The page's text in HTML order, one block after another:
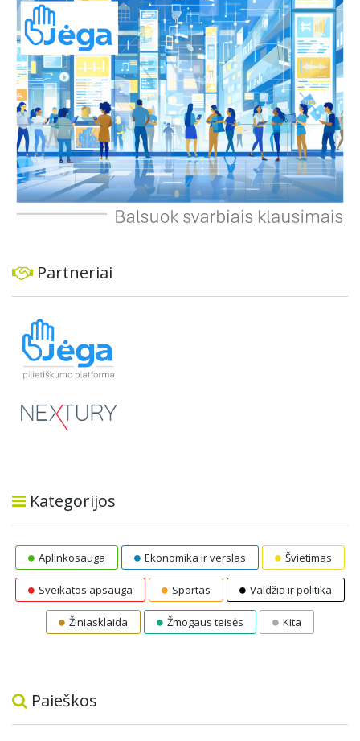
priimtus sprendimus ir planuojamus veiksmus.
Partneriai
Kategorijos
Aplinkosauga Ekonomika ir verslas Švietimas
Sveikatos apsauga Sportas Valdžia ir politika
Žiniasklaida Žmogaus teisės Kita
Paieškos